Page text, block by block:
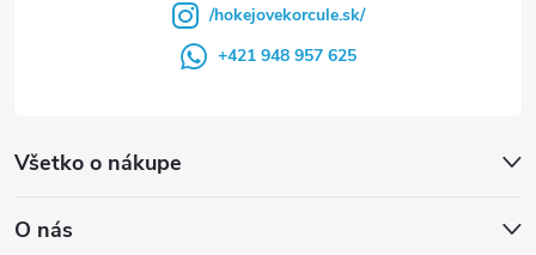
Všetko o nákupe
O nás
/hokejovekorcule.sk/
+421 948 957 625